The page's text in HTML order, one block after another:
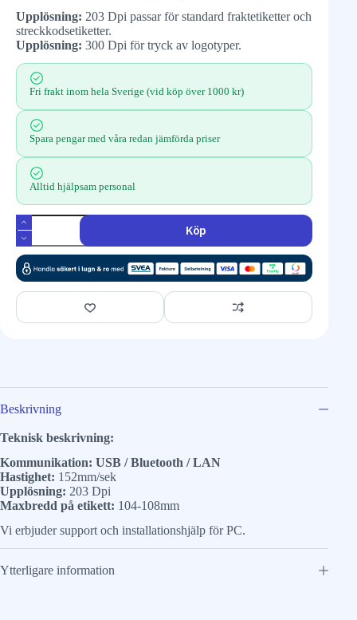
Upplösning: 203 Dpi passar för standard fraktetiketter och
streckkodsetiketter.
Upplösning: 300 Dpi för tryck av logotyper.
Fri frakt inom hela Sverige (vid köp över 1000 kr)
Spara pengar med våra redan jämförda priser
Alltid hjälpsam personal
Köp
Beskrivning
Teknisk beskrivning:
Kommunikation: USB / Bluetooth / LAN
Hastighet: 152mm/sek
Upplösning: 203 Dpi
Maxbredd på etikett: 104-108mm
Vi erbjuder support och installationshjälp för PC.
Ytterligare information